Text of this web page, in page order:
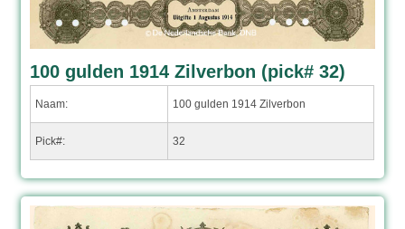
100 gulden 1914 Zilverbon (pick# 32)
Naam: 100 gulden 1914 Zilverbon
Pick#: 32